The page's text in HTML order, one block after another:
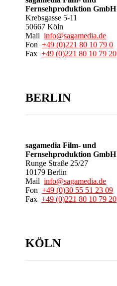
Fernsehproduktion GmbH
Krebsgasse 5-11
50667 Köln
Mailinfo@sagamedia.de
Fon+49 (0)221 80 10 79 0
Fax+49 (0)221 80 10 79 20
BERLIN
sagamedia Film- und
Fernsehproduktion GmbH
Runge Straße 25/27
10179 Berlin
Mailinfo@sagamedia.de
Fon+49 (0)30 55 51 23 09
Fax+49 (0)221 80 10 79 20
KÖLN